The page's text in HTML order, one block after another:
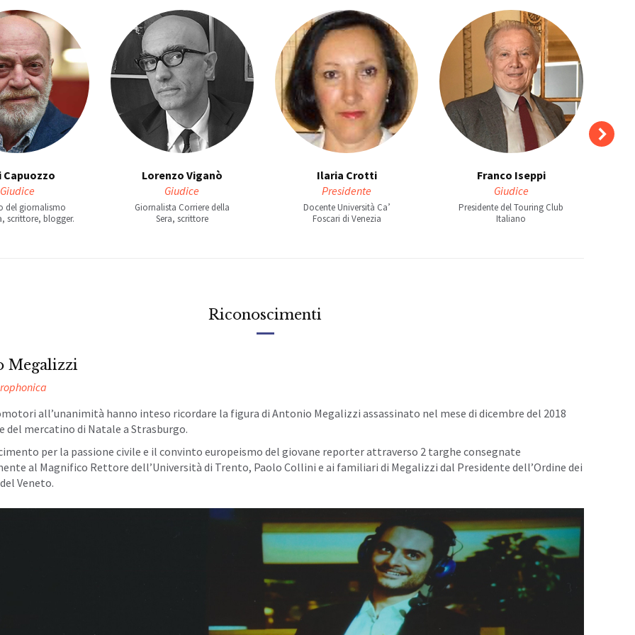
Capuozzo
Giudice
del giornalismo
scrittore, blogger.
Lorenzo Viganò
Giudice
Giornalista Corriere della
Sera, scrittore
Ilaria Crotti
Presidente
Docente Università Ca’
Foscari di Venezia
Franco Iseppi
Giudice
Presidente del Touring Club
Italiano
Riconoscimenti
Megalizzi
all’unanimità hanno inteso ricordare la figura di Antonio Megalizzi assassinato nel mese di dicembre del 2018
del mercatino di Natale a Strasburgo.
per la passione civile e il convinto europeismo del giovane reporter attraverso 2 targhe consegnate
al Magnifico Rettore dell’Università di Trento, Paolo Collini e ai familiari di Megalizzi dal Presidente dell’Ordine dei
Veneto.